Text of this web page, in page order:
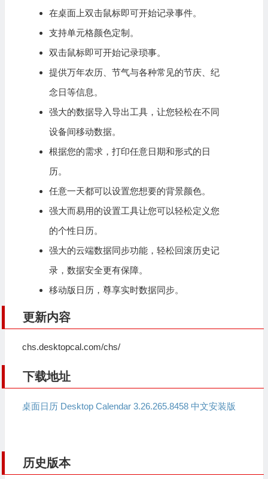
在桌面上双击鼠标即可开始记录事件。
支持单元格颜色定制。
双击鼠标即可开始记录琐事。
提供万年农历、节气与各种常见的节庆、纪
念日等信息。
强大的数据导入导出工具，让您轻松在不同
设备间移动数据。
根据您的需求，打印任意日期和形式的日
历。
任意一天都可以设置您想要的背景颜色。
强大而易用的设置工具让您可以轻松定义您
的个性日历。
强大的云端数据同步功能，轻松回滚历史记
录，数据安全更有保障。
移动版日历，尊享实时数据同步。
更新内容
chs.desktopcal.com/chs/
下载地址
桌面日历 Desktop Calendar 3.26.265.8458 中文安装版
历史版本